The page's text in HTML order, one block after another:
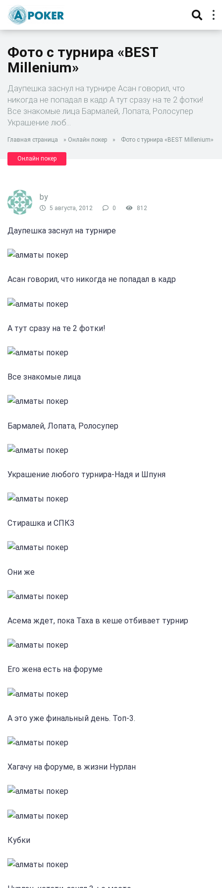
Фото с турнира «BEST
Millenium»
Даупешка заснул на турнире Асан говорил, что
никогда не попадал в кадр А тут сразу на те 2 фотки!
Все знакомые лица Бармалей, Лопата, Ролосупер
Украшение люб…
Главная страница » Онлайн покер » Фото с турнира «BEST Millenium»
Онлайн покер
by
5 августа, 2012 0 812
Даупешка заснул на турнире
Асан говорил, что никогда не попадал в кадр
А тут сразу на те 2 фотки!
Все знакомые лица
Бармалей, Лопата, Ролосупер
Украшение любого турнира-Надя и Шпуня
Стирашка и СПКЗ
Они же
Асема ждет, пока Таха в кеше отбивает турнир
Его жена есть на форуме
А это уже финальный день. Топ-3.
Хагачу на форуме, в жизни Нурлан
Кубки